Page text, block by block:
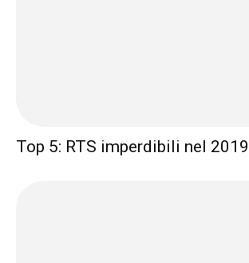
Top 5: RTS imperdibili nel 2019